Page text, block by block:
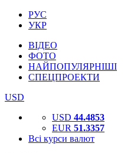
РУС
УКР
ВІДЕО
ФОТО
НАЙПОПУЛЯРНІШІ
СПЕЦПРОЕКТИ
USD
USD 44.4853
EUR 51.3357
Всі курси валют